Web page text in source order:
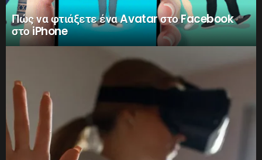
Πώς να φτιάξετε ένα Avatar στο Facebook
στο iPhone